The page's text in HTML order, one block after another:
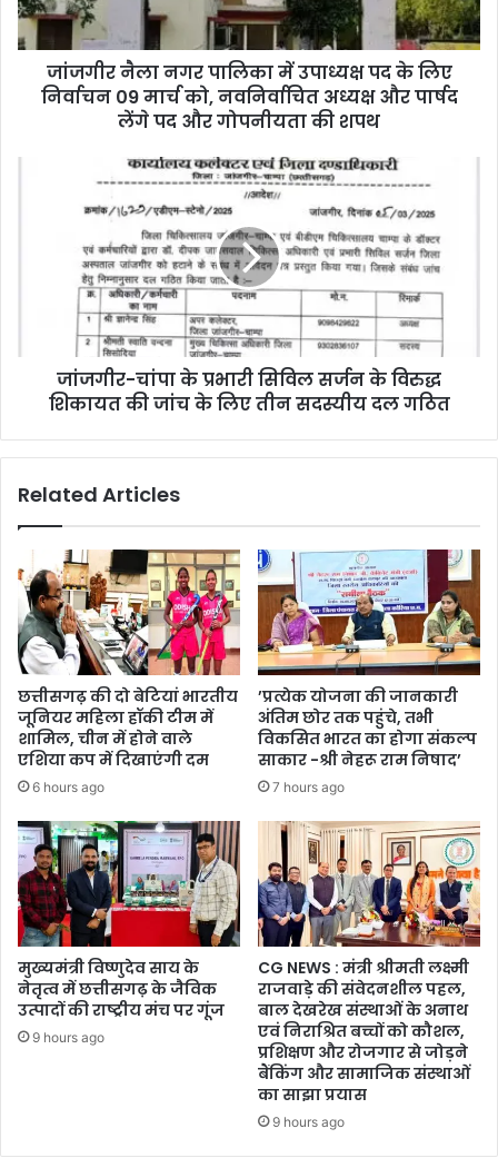
के
लिए
निर्वाचनजांजगीर नैला नगर पालिका में उपाध्यक्ष पद के लिए
निर्वाचन 09 मार्च को, नवनिर्वाचित अध्यक्ष और पार्षद
लेंगे पद और गोपनीयता की शपथ
शिकायत
सदस्यीय
जांजगीर-चांपा के प्रभारी सिविल सर्जन के विरुद्ध
शिकायत की जांच के लिए तीन सदस्यीय दल गठित
Related Articles
छत्तीसगढ़ की दो बेटियां भारतीय
जूनियर महिला हॉकी टीम में
शामिल, चीन में होने वाले
एशिया कप में दिखाएंगी दम
6 hours ago
’प्रत्येक योजना की जानकारी
अंतिम छोर तक पहुंचे, तभी
विकसित भारत का होगा संकल्प
साकार -श्री नेहरू राम निषाद’
7 hours ago
मुख्यमंत्री विष्णुदेव साय के
नेतृत्व में छत्तीसगढ़ के जैविक
उत्पादों की राष्ट्रीय मंच पर गूंज
9 hours ago
CG NEWS : मंत्री श्रीमती लक्ष्मी
राजवाड़े की संवेदनशील पहल,
बाल देखरेख संस्थाओं के अनाथ
एवं निराश्रित बच्चों को कौशल,
प्रशिक्षण और रोजगार से जोड़ने
बैंकिंग और सामाजिक संस्थाओं
का साझा प्रयास
9 hours ago